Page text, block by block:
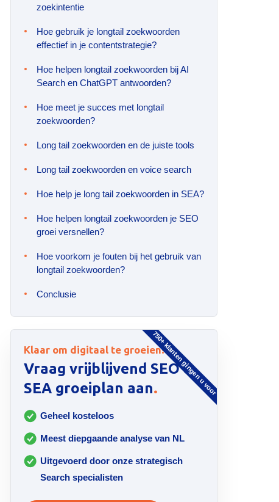
zoekintentie
Hoe gebruik je longtail zoekwoorden
effectief in je contentstrategie?
Hoe helpen longtail zoekwoorden bij AI
Search en ChatGPT antwoorden?
Hoe meet je succes met longtail
zoekwoorden?
Long tail zoekwoorden en de juiste tools
Long tail zoekwoorden en voice search
Hoe help je long tail zoekwoorden in SEA?
Hoe helpen longtail zoekwoorden je SEO
groei versnellen?
Hoe voorkom je fouten bij het gebruik van
longtail zoekwoorden?
Conclusie
750+ klanten gingen u voor
Klaar om digitaal te groeien?
Vraag vrijblijvend SEO &
SEA groeiplan aan.
Geheel kosteloos
Meest diepgaande analyse van NL
Uitgevoerd door onze strategisch
Search specialisten